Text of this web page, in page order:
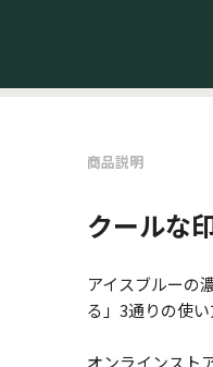
商品説明
クールな
アイスブルーの
る」3通りの使
オンラインスト